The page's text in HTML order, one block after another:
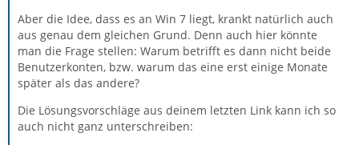
Aber die Idee, dass es an Win 7 liegt, krankt natürlich auch
aus genau dem gleichen Grund. Denn auch hier könnte
man die Frage stellen: Warum betrifft es dann nicht beide
Benutzerkonten, bzw. warum das eine erst einige Monate
später als das andere?
Die Lösungsvorschläge aus deinem letzten Link kann ich so
auch nicht ganz unterschreiben: